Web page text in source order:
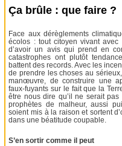
Ça brûle : que faire ?
Face aux dérèglements
écolos : tout citoyen vivant avec
d’avoir un avis qui prend en
catastrophes ont plutôt
battent des records. Avec les
de prendre les choses au
manœuvre, de construire une
faux-fuyants sur le fait que la
être nous dire qu’il ne serait
prophètes de malheur, aussi
soient mis à la raison et sortent
dans une béatitude coupable.
S’en sortir comme il peut